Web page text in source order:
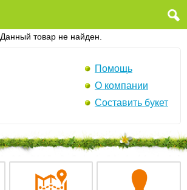
Данный товар не найден.
Помощь
О компании
Составить букет